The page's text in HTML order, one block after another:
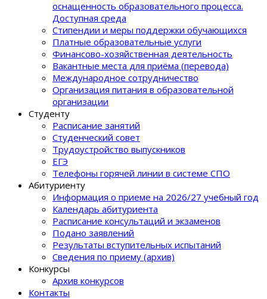
оснащенность образовательного процеcса.
Доступная среда
Стипендии и меры поддержки обучающихся
Платные образовательные услуги
Финансово-хозяйственная деятельность
Вакантные места для приёма (перевода)
Международное сотрудничество
Организация питания в образовательной
организации
Студенту
Расписание занятий
Студенческий совет
Трудоустройство выпускников
ЕГЭ
Телефоны горячей линии в системе СПО
Абитуриенту
Информация о приеме на 2026/27 учебный год
Календарь абитуриента
Расписание консультаций и экзаменов
Подано заявлений
Результаты вступительных испытаний
Сведения по приему (архив)
Конкурсы
Архив конкурсов
Контакты